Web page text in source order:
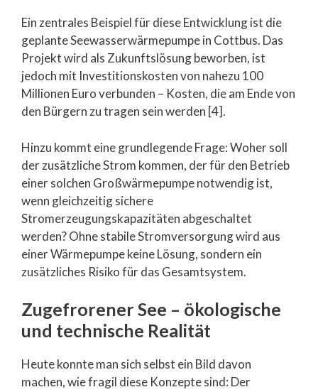
Ein zentrales Beispiel für diese Entwicklung ist die
geplante Seewasserwärmepumpe in Cottbus. Das
Projekt wird als Zukunftslösung beworben, ist
jedoch mit Investitionskosten von nahezu 100
Millionen Euro verbunden – Kosten, die am Ende von
den Bürgern zu tragen sein werden [4].
Hinzu kommt eine grundlegende Frage: Woher soll
der zusätzliche Strom kommen, der für den Betrieb
einer solchen Großwärmepumpe notwendig ist,
wenn gleichzeitig sichere
Stromerzeugungskapazitäten abgeschaltet
werden? Ohne stabile Stromversorgung wird aus
einer Wärmepumpe keine Lösung, sondern ein
zusätzliches Risiko für das Gesamtsystem.
Zugefrorener See – ökologische
und technische Realität
Heute konnte man sich selbst ein Bild davon
machen, wie fragil diese Konzepte sind: Der